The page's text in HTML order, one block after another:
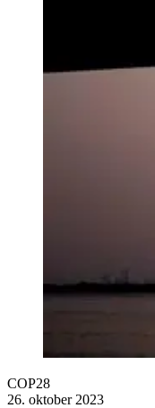
COP28
26. oktober 2023